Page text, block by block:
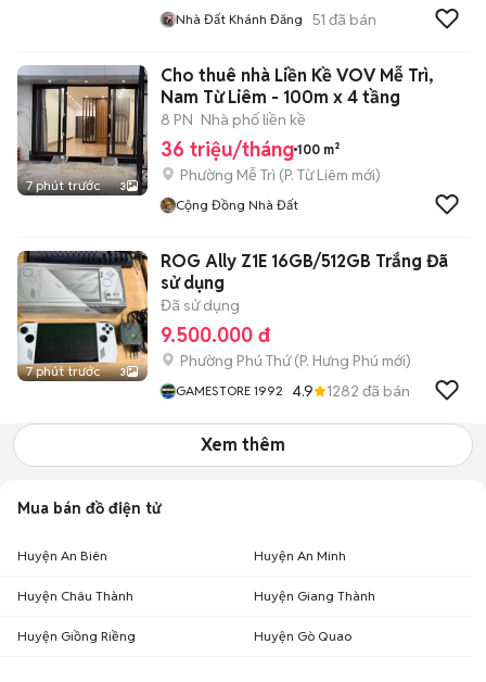
Nhà Đất Khánh Đăng 51 đã bán
7 phút trước 3
Cho thuê nhà Liền Kề VOV Mễ Trì,
Nam Từ Liêm - 100m x 4 tầng
8 PN Nhà phố liền kề
36 triệu/tháng 100 m²
Phường Mễ Trì (P. Từ Liêm mới)
Cộng Đồng Nhà Đất
7 phút trước 3
ROG Ally Z1E 16GB/512GB Trắng Đã
sử dụng
Đã sử dụng
9.500.000 đ
Phường Phú Thứ(P. Hưng Phú mới)
GAMESTORE 1992 4.9 1282 đã bán
Xem thêm
Mua bán đồ điện tử
Huyện An Biên Huyện An Minh
Huyện Châu Thành Huyện Giang Thành
Huyện Giồng Riềng Huyện Gò Quao